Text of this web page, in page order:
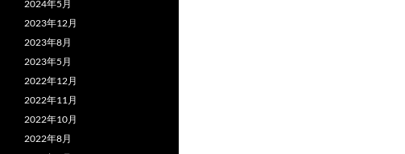
2024年5月
2023年12月
2023年8月
2023年5月
2022年12月
2022年11月
2022年10月
2022年8月